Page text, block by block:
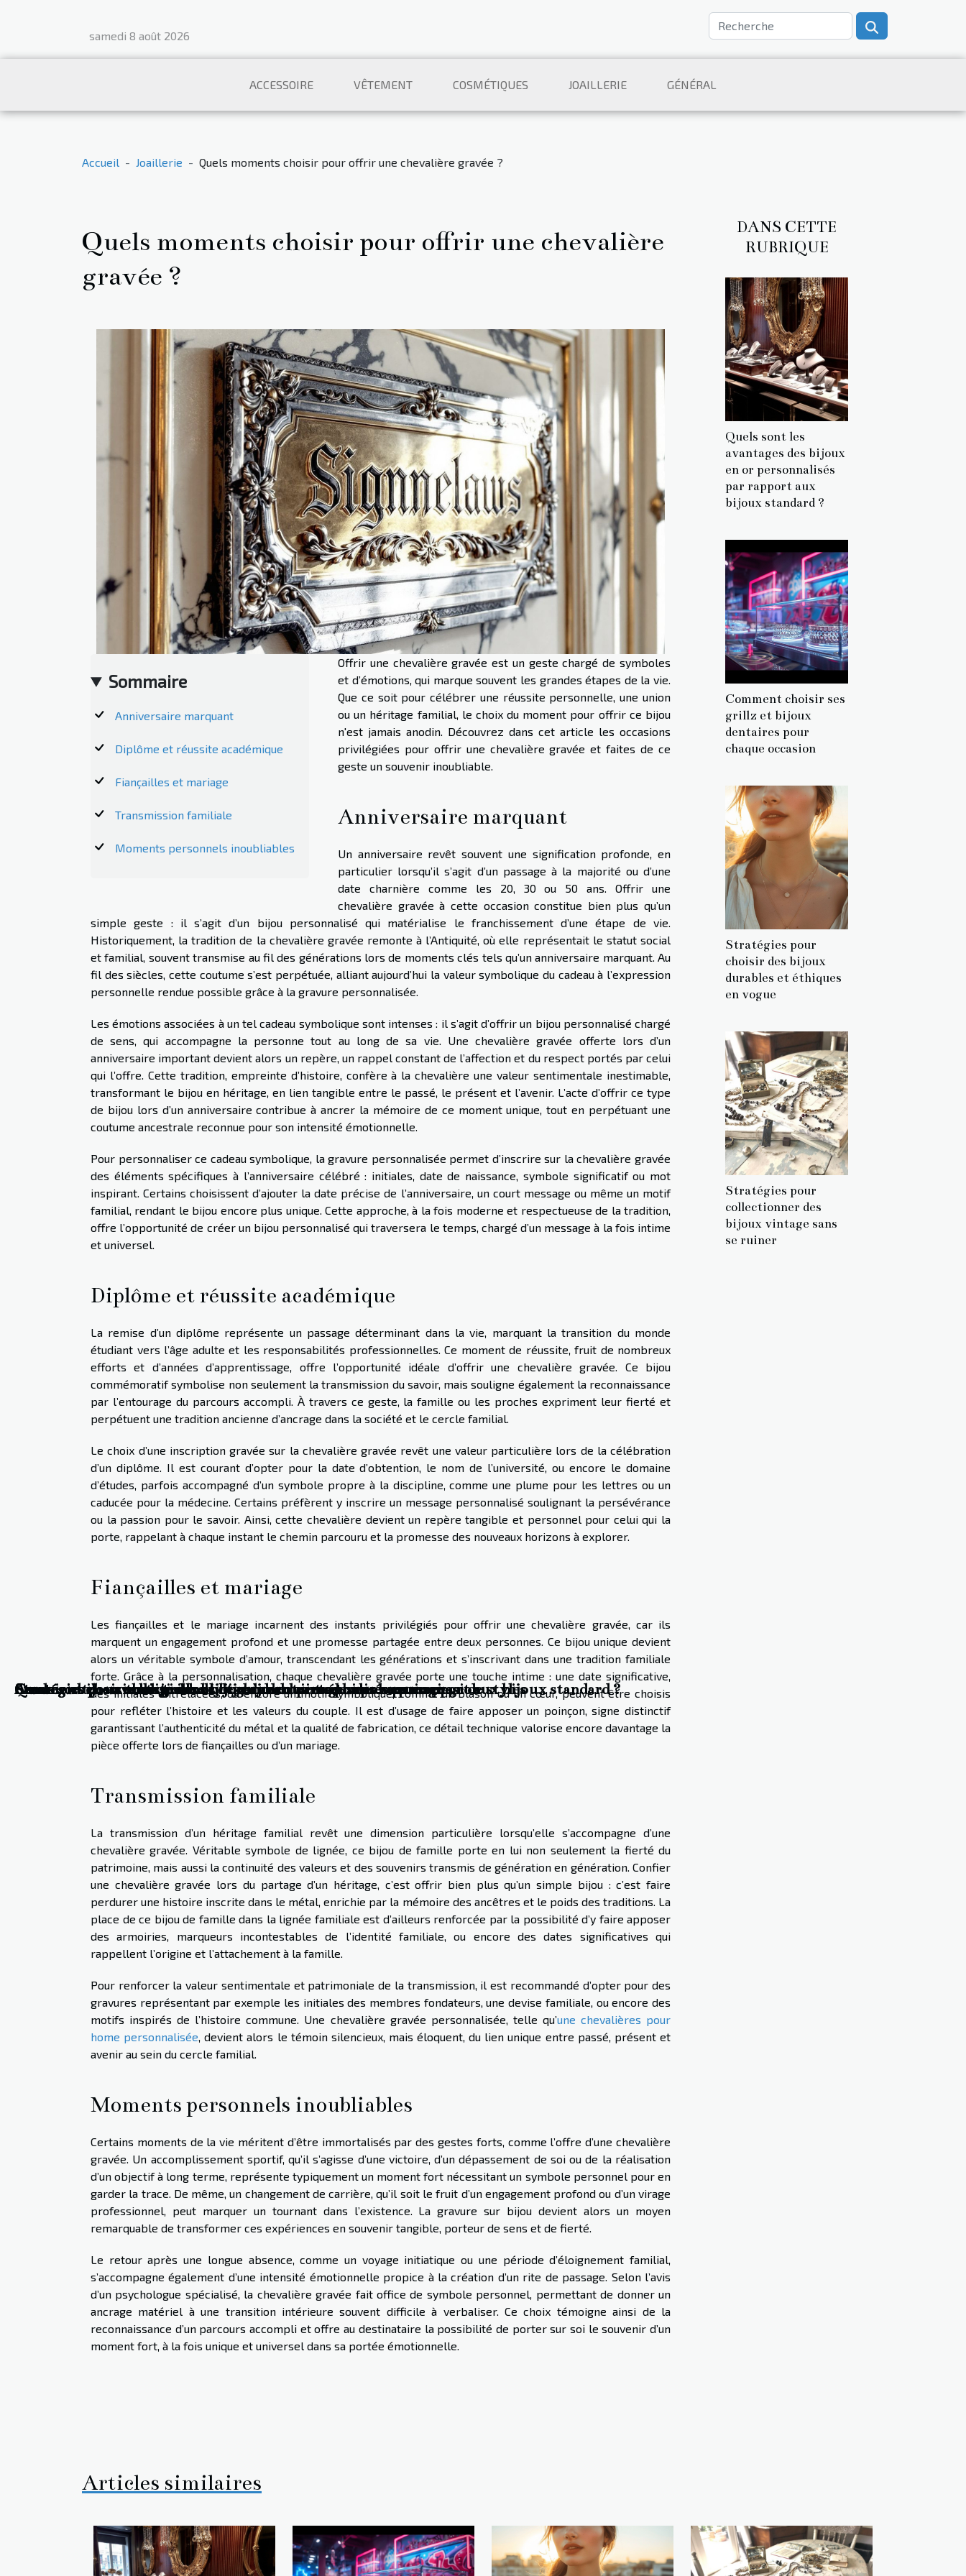
samedi 8 août 2026
ACCESSOIRE VÊTEMENT COSMÉTIQUES JOAILLERIE GÉNÉRAL
Accueil Joaillerie Quels moments choisir pour offrir une chevalière gravée ?
Quels moments choisir pour offrir une chevalière
gravée ?
Sommaire
Anniversaire marquant
Diplôme et réussite académique
Fiançailles et mariage
Transmission familiale
Moments personnels inoubliables
Offrir une chevalière gravée est un geste chargé de symboles
et d’émotions, qui marque souvent les grandes étapes de la vie.
Que ce soit pour célébrer une réussite personnelle, une union
ou un héritage familial, le choix du moment pour offrir ce bijou
n'est jamais anodin. Découvrez dans cet article les occasions
privilégiées pour offrir une chevalière gravée et faites de ce
geste un souvenir inoubliable.
Anniversaire marquant
Un anniversaire revêt souvent une signification profonde, en
particulier lorsqu’il s’agit d’un passage à la majorité ou d’une
date charnière comme les 20, 30 ou 50 ans. Offrir une
chevalière gravée à cette occasion constitue bien plus qu’un
simple geste : il s’agit d’un bijou personnalisé qui matérialise le franchissement d’une étape de vie.
Historiquement, la tradition de la chevalière gravée remonte à l’Antiquité, où elle représentait le statut social
et familial, souvent transmise au fil des générations lors de moments clés tels qu’un anniversaire marquant. Au
fil des siècles, cette coutume s’est perpétuée, alliant aujourd’hui la valeur symbolique du cadeau à l’expression
personnelle rendue possible grâce à la gravure personnalisée.
Les émotions associées à un tel cadeau symbolique sont intenses : il s’agit d’offrir un bijou personnalisé chargé
de sens, qui accompagne la personne tout au long de sa vie. Une chevalière gravée offerte lors d’un
anniversaire important devient alors un repère, un rappel constant de l’affection et du respect portés par celui
qui l’offre. Cette tradition, empreinte d’histoire, confère à la chevalière une valeur sentimentale inestimable,
transformant le bijou en héritage, en lien tangible entre le passé, le présent et l’avenir. L’acte d’offrir ce type
de bijou lors d’un anniversaire contribue à ancrer la mémoire de ce moment unique, tout en perpétuant une
coutume ancestrale reconnue pour son intensité émotionnelle.
Pour personnaliser ce cadeau symbolique, la gravure personnalisée permet d’inscrire sur la chevalière gravée
des éléments spécifiques à l’anniversaire célébré : initiales, date de naissance, symbole significatif ou mot
inspirant. Certains choisissent d’ajouter la date précise de l’anniversaire, un court message ou même un motif
familial, rendant le bijou encore plus unique. Cette approche, à la fois moderne et respectueuse de la tradition,
offre l’opportunité de créer un bijou personnalisé qui traversera le temps, chargé d’un message à la fois intime
et universel.
Diplôme et réussite académique
La remise d’un diplôme représente un passage déterminant dans la vie, marquant la transition du monde
étudiant vers l’âge adulte et les responsabilités professionnelles. Ce moment de réussite, fruit de nombreux
efforts et d’années d’apprentissage, offre l’opportunité idéale d’offrir une chevalière gravée. Ce bijou
commémoratif symbolise non seulement la transmission du savoir, mais souligne également la reconnaissance
par l’entourage du parcours accompli. À travers ce geste, la famille ou les proches expriment leur fierté et
perpétuent une tradition ancienne d’ancrage dans la société et le cercle familial.
Le choix d’une inscription gravée sur la chevalière gravée revêt une valeur particulière lors de la célébration
d’un diplôme. Il est courant d’opter pour la date d’obtention, le nom de l’université, ou encore le domaine
d’études, parfois accompagné d’un symbole propre à la discipline, comme une plume pour les lettres ou un
caducée pour la médecine. Certains préfèrent y inscrire un message personnalisé soulignant la persévérance
ou la passion pour le savoir. Ainsi, cette chevalière devient un repère tangible et personnel pour celui qui la
porte, rappelant à chaque instant le chemin parcouru et la promesse des nouveaux horizons à explorer.
Fiançailles et mariage
Les fiançailles et le mariage incarnent des instants privilégiés pour offrir une chevalière gravée, car ils
marquent un engagement profond et une promesse partagée entre deux personnes. Ce bijou unique devient
alors un véritable symbole d’amour, transcendant les générations et s’inscrivant dans une tradition familiale
forte. Grâce à la personnalisation, chaque chevalière gravée porte une touche intime : une date significative,
des initiales entrelacées, ou encore un motif symbolique, comme un blason ou un cœur, peuvent être choisis
pour refléter l’histoire et les valeurs du couple. Il est d’usage de faire apposer un poinçon, signe distinctif
garantissant l’authenticité du métal et la qualité de fabrication, ce détail technique valorise encore davantage la
pièce offerte lors de fiançailles ou d’un mariage.
Transmission familiale
La transmission d’un héritage familial revêt une dimension particulière lorsqu’elle s’accompagne d’une
chevalière gravée. Véritable symbole de lignée, ce bijou de famille porte en lui non seulement la fierté du
patrimoine, mais aussi la continuité des valeurs et des souvenirs transmis de génération en génération. Confier
une chevalière gravée lors du partage d’un héritage, c’est offrir bien plus qu’un simple bijou : c’est faire
perdurer une histoire inscrite dans le métal, enrichie par la mémoire des ancêtres et le poids des traditions. La
place de ce bijou de famille dans la lignée familiale est d’ailleurs renforcée par la possibilité d’y faire apposer
des armoiries, marqueurs incontestables de l’identité familiale, ou encore des dates significatives qui
rappellent l’origine et l’attachement à la famille.
Pour renforcer la valeur sentimentale et patrimoniale de la transmission, il est recommandé d’opter pour des
gravures représentant par exemple les initiales des membres fondateurs, une devise familiale, ou encore des
motifs inspirés de l’histoire commune. Une chevalière gravée personnalisée, telle qu’une chevalières pour
home personnalisée, devient alors le témoin silencieux, mais éloquent, du lien unique entre passé, présent et
avenir au sein du cercle familial.
Moments personnels inoubliables
Certains moments de la vie méritent d’être immortalisés par des gestes forts, comme l’offre d’une chevalière
gravée. Un accomplissement sportif, qu’il s’agisse d’une victoire, d’un dépassement de soi ou de la réalisation
d’un objectif à long terme, représente typiquement un moment fort nécessitant un symbole personnel pour en
garder la trace. De même, un changement de carrière, qu’il soit le fruit d’un engagement profond ou d’un virage
professionnel, peut marquer un tournant dans l’existence. La gravure sur bijou devient alors un moyen
remarquable de transformer ces expériences en souvenir tangible, porteur de sens et de fierté.
Le retour après une longue absence, comme un voyage initiatique ou une période d’éloignement familial,
s’accompagne également d’une intensité émotionnelle propice à la création d’un rite de passage. Selon l’avis
d’un psychologue spécialisé, la chevalière gravée fait office de symbole personnel, permettant de donner un
ancrage matériel à une transition intérieure souvent difficile à verbaliser. Ce choix témoigne ainsi de la
reconnaissance d’un parcours accompli et offre au destinataire la possibilité de porter sur soi le souvenir d’un
moment fort, à la fois unique et universel dans sa portée émotionnelle.
DANS CETTE
RUBRIQUE
Quels sont les
avantages des bijoux
en or personnalisés
par rapport aux
bijoux standard ?
Comment choisir ses
grillz et bijoux
dentaires pour
chaque occasion
Stratégies pour
choisir des bijoux
durables et éthiques
en vogue
Stratégies pour
collectionner des
bijoux vintage sans
se ruiner
Articles similaires
Quels sont les avantages des bijoux en or personnalisés par rapport aux bijoux standard ?
Comment choisir ses grillz et bijoux dentaires pour chaque occasion
Stratégies pour choisir des bijoux durables et éthiques en vogue
Stratégies pour collectionner des bijoux vintage sans se ruiner
Associer bijoux traditionnels et gandouras modernes : un mariage de styles